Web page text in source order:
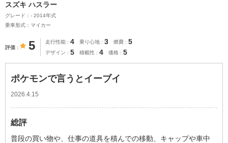
スズキ ハスラー
グレード：- 2014年式
乗車形式：マイカー
評価 5 走行性能 4 乗り心地 3 燃費 5
デザイン 5 積載性 4 価格 5
ポケモンで言うとイーブイ
2026.4.15
総評
普段の買い物や、仕事の道具を積んでの移動、キャップや車中